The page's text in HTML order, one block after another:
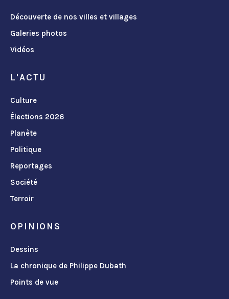
Découverte de nos villes et villages
Galeries photos
Vidéos
L'ACTU
Culture
Élections 2026
Planète
Politique
Reportages
Société
Terroir
OPINIONS
Dessins
La chronique de Philippe Dubath
Points de vue